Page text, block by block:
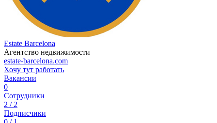
Estate Barcelona
Агентство недвижимости
estate-barcelona.com
Хочу тут работать
Вакансии
0
Сотрудники
2 / 2
Подписчики